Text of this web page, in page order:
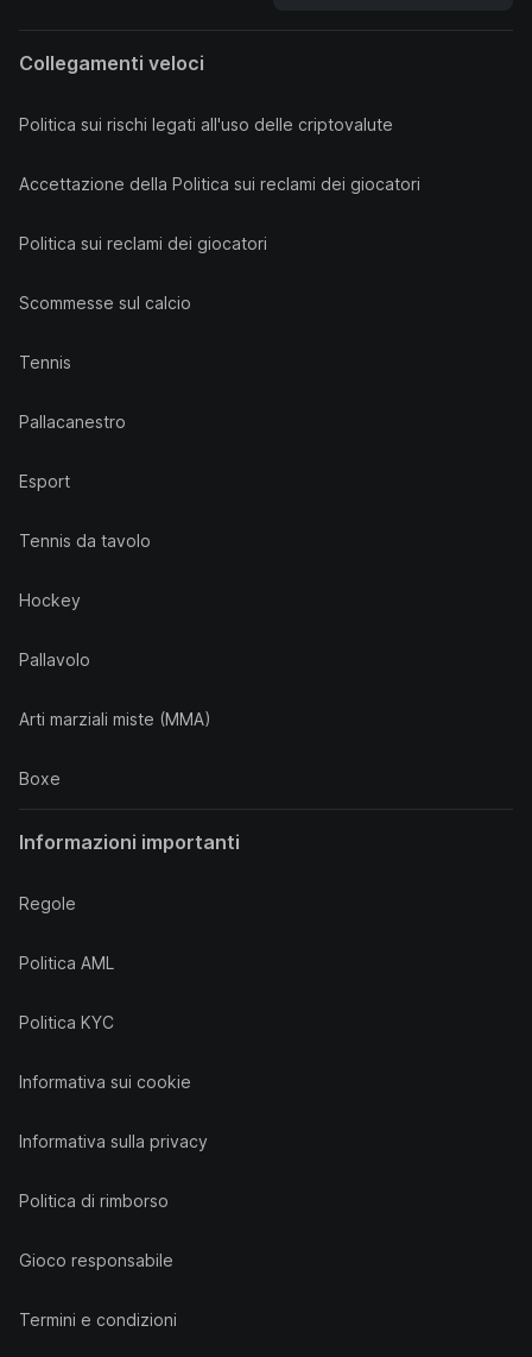
Collegamenti veloci
Politica sui rischi legati all'uso delle criptovalute
Accettazione della Politica sui reclami dei giocatori
Politica sui reclami dei giocatori
Scommesse sul calcio
Tennis
Pallacanestro
Esport
Tennis da tavolo
Hockey
Pallavolo
Arti marziali miste (MMA)
Boxe
Informazioni importanti
Regole
Politica AML
Politica KYC
Informativa sui cookie
Informativa sulla privacy
Politica di rimborso
Gioco responsabile
Termini e condizioni